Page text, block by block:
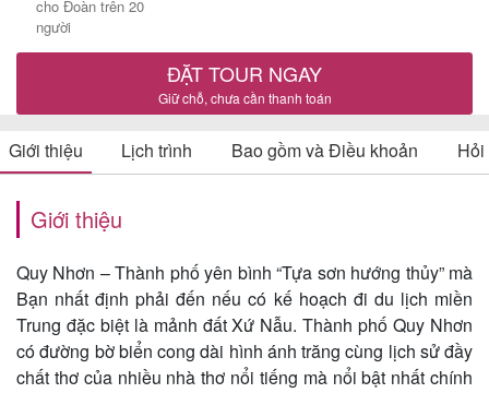
khởi
hành
Tin
lịch
Về
Quy
Nhơn
cho Đoàn trên 20
người
ĐẶT TOUR NGAY
Giữ chỗ, chưa cần thanh toán
Giới thiệu Lịch trình Bao gồm và Điều khoản
Giới thiệu
Quy Nhơn – Thành phố yên bình “Tựa sơn hướng thủy” mà
Bạn nhất định phải đến nếu có kế hoạch đi du lịch miền
Trung đặc biệt là mảnh đất Xứ Nẫu. Thành phố Quy Nhơn
có đường bờ biển cong dài hình ánh trăng cùng lịch sử đầy
chất thơ của nhiều nhà thơ nổi tiếng mà nổi bật nhất chính